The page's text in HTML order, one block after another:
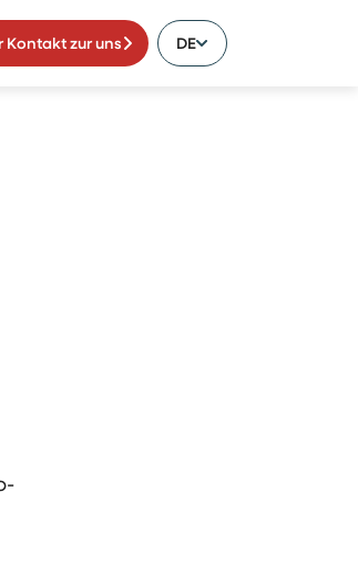
Kontakt zur uns DE